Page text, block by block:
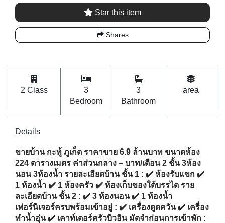
Star this item
Shares
2 Class
3
Bedroom
3
Bathroom
area
Details
ขายบ้าน กะทู้ ภูเก็ต ราคาขาย 6.9 ล้านบาท ขนาดห้อง
224 ตารางเมตร ค่าส่วนกลาง – บาท/เดือน 2 ชั้น 3ห้อง
นอน 3ห้องน้ำ รายละเอียดบ้าน ชั้น 1 : ✔️ ห้องรับแขก ✔️
1 ห้องน้ำ ✔️ 1 ห้องครัว ✔️ ห้องเก็บของใต้บรรได ราย
ละเอียดบ้าน ชั้น 2 : ✔️ 3 ห้องนอน ✔️ 1 ห้องน้ำ
เฟอร์นิเจอร์ครบพร้อมเข้าอยู่ : ✔️ เครื่องดูดควัน ✔️ เครื่อง
ทำน้ำอุ่น ✔️ เคาท์เตอร์ครัวบิวอิน มัดจำก่อนการเข้าพัก :